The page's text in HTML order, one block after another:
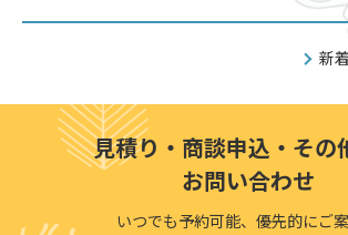
新
見積り・商談申込・その
お問い合わせ
いつでも予約可能、優先的にご案